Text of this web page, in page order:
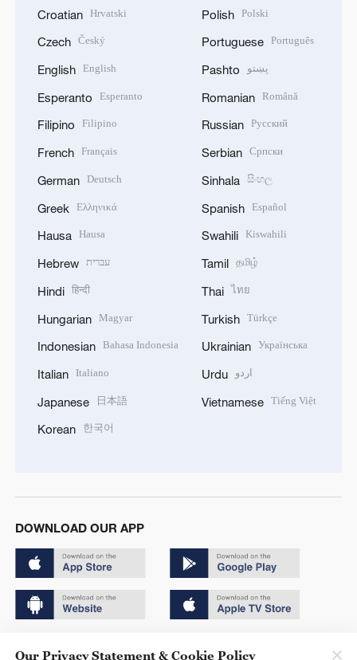
Croatian Hrvatski
Czech Český
English English
Esperanto Esperanto
Filipino Filipino
French Français
German Deutsch
Greek Ελληνικά
Hausa Hausa
Hebrew עברית
Hindi हिन्दी
Hungarian Magyar
Indonesian Bahasa Indonesia
Italian Italiano
Japanese 日本語
Korean 한국어
Polish Polski
Portuguese Português
Pashto پښتو
Romanian Română
Russian Русский
Serbian Српски
Sinhala සිංහල
Spanish Español
Swahili Kiswahili
Tamil தமிழ்
Thai ไทย
Turkish Türkçe
Ukrainian Українська
Urdu اردو
Vietnamese Tiếng Việt
DOWNLOAD OUR APP
Our Privacy Statement & Cookie Policy